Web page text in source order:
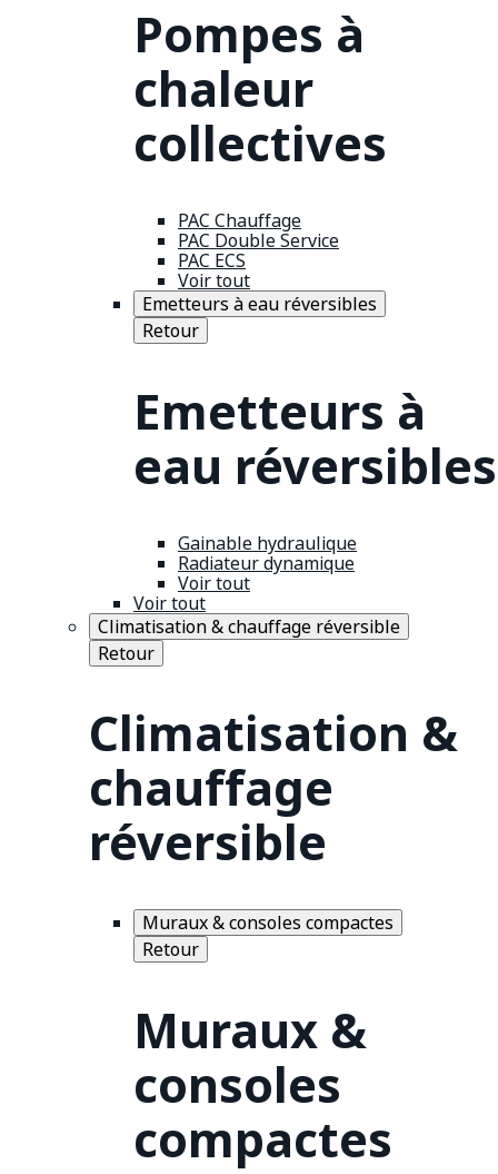
Pompes à
chaleur
collectives
PAC Chauffage
PAC Double Service
PAC ECS
Voir tout
Emetteurs à eau réversibles
Retour
Emetteurs à
eau réversibles
Gainable hydraulique
Radiateur dynamique
Voir tout
Voir tout
Climatisation & chauffage réversible
Retour
Climatisation &
chauffage
réversible
Muraux & consoles compactes
Retour
Muraux &
consoles
compactes